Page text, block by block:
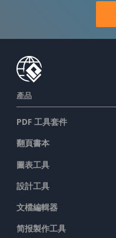
產品
PDF 工具套件
翻頁書本
圖表工具
設計工具
文檔編輯器
简报製作工具